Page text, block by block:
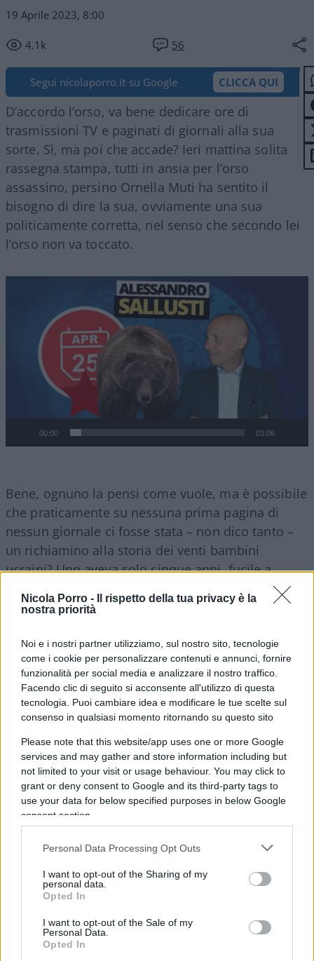
Nicola Porro -
Il rispetto della tua privacy è la
nostra priorità
Noi e i nostri partner utilizziamo, sul nostro sito, tecnologie
come i cookie per personalizzare contenuti e annunci, fornire
funzionalità per social media e analizzare il nostro traffico.
Facendo clic di seguito si acconsente all'utilizzo di questa
tecnologia. Puoi cambiare idea e modificare le tue scelte sul
consenso in qualsiasi momento ritornando su questo sito
Please note that this website/app uses one or more Google
services and may gather and store information including but
not limited to your visit or usage behaviour. You may click to
grant or deny consent to Google and its third-party tags to
use your data for below specified purposes in below Google
consent section.
Personal Data Processing Opt Outs
I want to opt-out of the Sharing of my
personal data.
Opted In
I want to opt-out of the Sale of my
Personal Data.
Opted In
19 Aprile 2023, 8:00
4.1k 56
Segui nicolaporro.it su Google CLICCA QUI
D’accordo l’orso, va bene dedicare ore di
trasmissioni TV e paginati di giornali alla sua
sorte. Sì, ma poi che accade? Ieri mattina solita
rassegna stampa, tutti in ansia per l’orso
assassino, persino Ornella Muti ha sentito il
bisogno di dire la sua, ovviamente una sua
politicamente corretta, nel senso che secondo lei
l’orso non va toccato.
00:00 03:06
Bene, ognuno la pensi come vuole, ma è possibile
che praticamente su nessuna prima pagina di
nessun giornale ci fosse stata – non dico tanto –
un richiamino alla storia dei venti bambini
ucraini? Uno aveva solo cinque anni, fucile a
mercenari russi delgruppo Wagner, i quali, per
fatto saltare in aria con l’esplosivo una
cinquantina di soldati ucraini feriti e fatti
prigionieri poco prima.
E uno dice: “Va beh hai ragione, però adesso
basta, dai che l’Ucraina è lontana”. Già, perché il
Trentino è vicino? Vicino a chi? No, non è una
questione di chilometri, bensì di coscienza. E noi,
la nostra di coscienza, la stiamo perdendo,
rimbambiti da ore di grandi fratelli e isole dei
Lollobrigidaha parlato, sollevando il solito
polverone, e ha detto: “Attenzione, che se non
gestiamo l’immigrazione, presto arriveremo a una
ministro: ci siamo già dentro la sostituzione
etnica: non per via dei numeri, ma per aver